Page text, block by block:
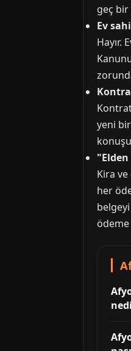
geç bir
Ev
Hayır.
yeni
Kira
her
ödeme